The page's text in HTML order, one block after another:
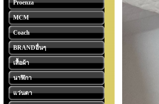
Proenza
MCM
Coach
BRANDอื่นๆ
เสื้อผ้า
นาฬิกา
แว่นตา